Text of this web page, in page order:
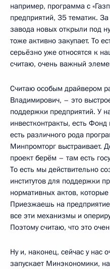
например, программа с
предприятий, 35 тематик.
завода новых открыли под
тоже активно закупает. То
серьёзно уже относятся к
считаю, очень важный
Считаю особым драйвером
Владимирович, – это
поддержки предприятий. У
инвестконтракты, есть
есть различного рода
Минпромторг выстраивает.
проект берём – там есть
То есть мы действительно
институтов для поддержки
нормативных актов,
Приезжаешь на
все эти механизмы и
Поэтому считаю, что это
Ну и, наконец, сейчас у нас
запускает Минэкономики,